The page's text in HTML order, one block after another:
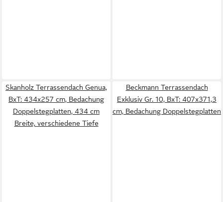
Skanholz Terrassendach Genua,
BxT: 434x257 cm, Bedachung
Doppelstegplatten, 434 cm
Breite, verschiedene Tiefe
Beckmann Terrassendach
Exklusiv Gr. 10, BxT: 407x371,3
cm, Bedachung Doppelstegplatten